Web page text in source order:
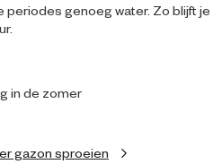
periodes genoeg water. Zo blijft je
in de zomer
gazon sproeien